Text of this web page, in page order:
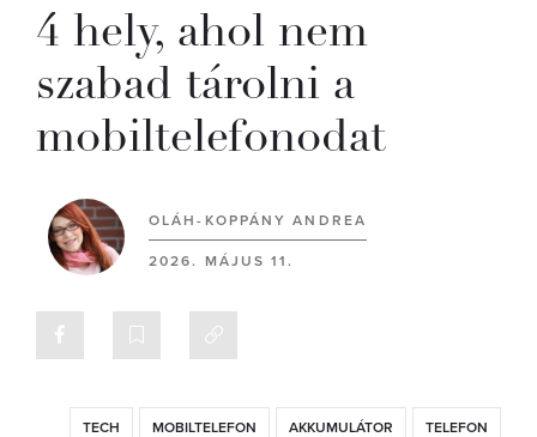
4 hely, ahol nem
szabad tárolni a
mobiltelefonodat
OLÁH-KOPPÁNY ANDREA
2026. MÁJUS 11.
TECH MOBILTELEFON AKKUMULÁTOR TELEFON